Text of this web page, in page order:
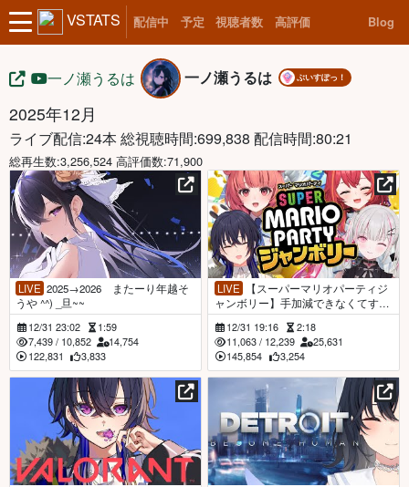
VSTATS 配信中 予定 視聴者数 高評価 Blog
一ノ瀬うるは 一ノ瀬うるは ぶいすぽっ！
2025年12月
ライブ配信:24本 総視聴時間:699,838 配信時間:80:21
総再生数:3,256,524 高評価数:71,900
LIVE
うや ^^) _旦~~
12/31 23:02
1:59
7,439/ 10,852
14,754
122,831
3,833
LIVE
ャンボリー】手加減できなくてすま
んｗ視点【ぶいすぽ/一ノ瀬うるは】
12/31 19:16
2:18
11,063 / 12,239
25,631
145,854
3,254